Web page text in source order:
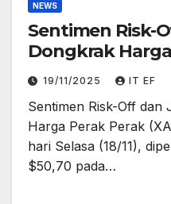
NEWS
Sentimen Risk-
Dongkrak
19/11/2025 IT EF
Sentimen Risk-Off dan
Harga Perak Perak
hari Selasa (18/11),
$50,70 pada…